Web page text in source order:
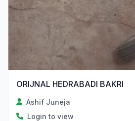
ORIJNAL HEDRABADI BAKRI
Ashif Juneja
Login to view